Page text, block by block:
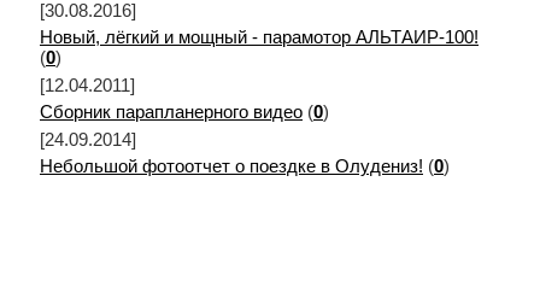
[30.08.2016]
Новый, лёгкий и мощный - парамотор АЛЬТАИР-100!
(0)
[12.04.2011]
Сборник парапланерного видео (0)
[24.09.2014]
Небольшой фотоотчет о поездке в Олудениз! (0)